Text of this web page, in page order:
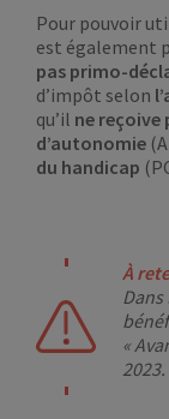
Pour pouvoir
est également
pas primo-
d’impôt selon
qu’il ne reçoive
d’autonomie
du handicap
À
«
2023.